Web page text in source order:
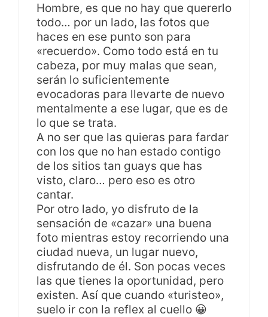
Hombre, es que no hay que quererlo
todo… por un lado, las fotos que
haces en ese punto son para
«recuerdo». Como todo está en tu
cabeza, por muy malas que sean,
serán lo suficientemente
evocadoras para llevarte de nuevo
mentalmente a ese lugar, que es de
lo que se trata.
A no ser que las quieras para fardar
con los que no han estado contigo
de los sitios tan guays que has
visto, claro… pero eso es otro
cantar.
Por otro lado, yo disfruto de la
sensación de «cazar» una buena
foto mientras estoy recorriendo una
ciudad nueva, un lugar nuevo,
disfrutando de él. Son pocas veces
las que tienes la oportunidad, pero
existen. Así que cuando «turisteo»,
suelo ir con la reflex al cuello 😀